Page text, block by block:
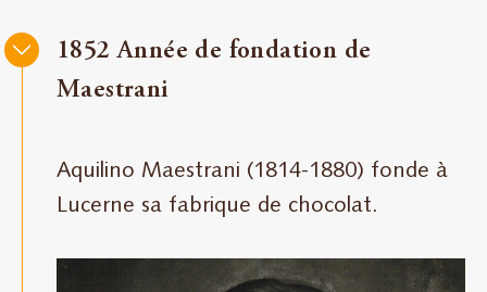
Travail
pour
1852 Année de fondation de
Maestrani
Aquilino Maestrani (1814-1880) fonde à
Lucerne sa fabrique de chocolat.